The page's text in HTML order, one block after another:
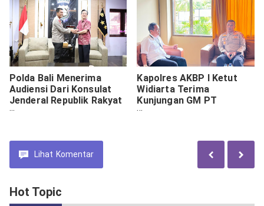
Polda Bali Menerima
Audiensi Dari Konsulat
Jenderal Republik Rakyat
Tiongkok
Kapolres AKBP I Ketut
Widiarta Terima
Kunjungan GM PT
Angkasa Pura I
Lihat Komentar
Hot Topic